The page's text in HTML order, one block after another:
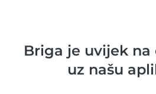
Briga je uvijek na
uz našu